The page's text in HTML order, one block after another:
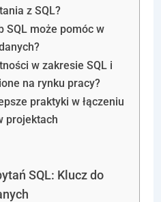
z SQL?
SQL może pomóc w
w zakresie SQL i
na rynku pracy?
praktyki w łączeniu
projektach
SQL: Klucz do